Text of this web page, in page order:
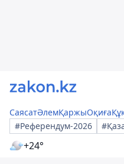
СаясатӘлемҚаржыОқиға
#Референдум-2026
+24°